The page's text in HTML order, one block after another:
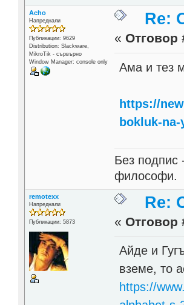
Acho
Напреднали
Публикации: 9629
Distribution: Slackware,
MikroTik - сървърно
Window Manager: console only
Re:
« Отговор
Ама и тез
https://
bokluk-na-
Без подпис
философи.
remotexx
Напреднали
Публикации: 5873
Re:
« Отговор
Айде и
вземе, то
https://